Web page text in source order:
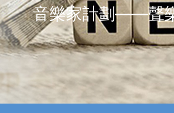
音樂家計劃——聲